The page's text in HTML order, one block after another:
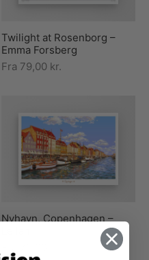
Twilight at Rosenborg –
Emma Forsberg
Fra 79,00 kr.
Nyhavn, Copenhagen –